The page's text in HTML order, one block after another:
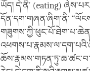
ཡོད། དེ་ནི་ (eating)
དོན་དག་གཞན་ཞིག་ནི་